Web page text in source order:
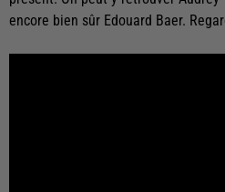
encore bien sûr Edouard Baer.